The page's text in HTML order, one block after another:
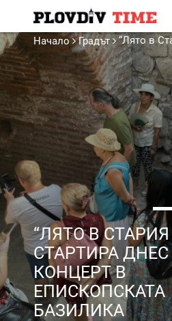
Начало Градът
“ЛЯТО В СТАРИЯ
СТАРТИРА
КОНЦЕРТ В
ЕПИСКОПСКАТА
БАЗИЛИКА